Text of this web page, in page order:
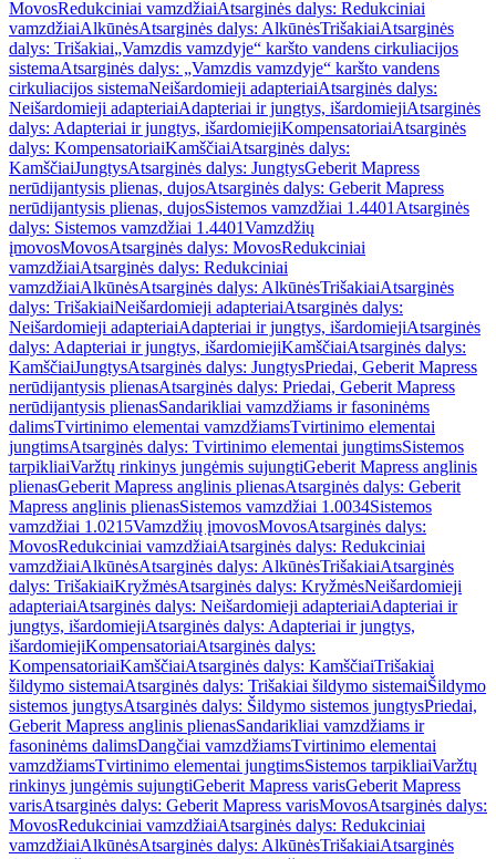
MovosRedukciniai vamzdžiaiAtsarginės dalys: Redukciniai
vamzdžiaiAlkūnėsAtsarginės dalys: AlkūnėsTrišakiaiAtsarginės
dalys: Trišakiai„Vamzdis vamzdyje“ karšto vandens cirkuliacijos
sistemaAtsarginės dalys: „Vamzdis vamzdyje“ karšto vandens
cirkuliacijos sistemaNeišardomieji adapteriaiAtsarginės dalys:
Neišardomieji adapteriaiAdapteriai ir jungtys, išardomiejiAtsarginės
dalys: Adapteriai ir jungtys, išardomiejiKompensatoriaiAtsarginės
dalys: KompensatoriaiKamščiaiAtsarginės dalys:
KamščiaiJungtysAtsarginės dalys: JungtysGeberit Mapress
nerūdijantysis plienas, dujosAtsarginės dalys: Geberit Mapress
nerūdijantysis plienas, dujosSistemos vamzdžiai 1.4401 Atsarginės
dalys: Sistemos vamzdžiai 1.4401Vamzdžių
įmovosMovosAtsarginės dalys: MovosRedukciniai
vamzdžiaiAtsarginės dalys: Redukciniai
vamzdžiaiAlkūnėsAtsarginės dalys: AlkūnėsTrišakiaiAtsarginės
dalys: TrišakiaiNeišardomieji adapteriaiAtsarginės dalys:
Neišardomieji adapteriaiAdapteriai ir jungtys, išardomiejiAtsarginės
dalys: Adapteriai ir jungtys, išardomiejiKamščiaiAtsarginės dalys:
KamščiaiJungtysAtsarginės dalys: JungtysPriedai, Geberit Mapress
nerūdijantysis plienasAtsarginės dalys: Priedai, Geberit Mapress
nerūdijantysis plienasSandarikliai vamzdžiams ir fasoninėms
dalimsTvirtinimo elementai vamzdžiamsTvirtinimo elementai
jungtimsAtsarginės dalys: Tvirtinimo elementai jungtimsSistemos
tarpikliaiVaržtų rinkinys jungėmis sujungtiGeberit Mapress anglinis
plienasGeberit Mapress anglinis plienasAtsarginės dalys: Geberit
Mapress anglinis plienasSistemos vamzdžiai 1.0034Sistemos
vamzdžiai 1.0215Vamzdžių įmovosMovosAtsarginės dalys:
MovosRedukciniai vamzdžiaiAtsarginės dalys: Redukciniai
vamzdžiaiAlkūnėsAtsarginės dalys: AlkūnėsTrišakiaiAtsarginės
dalys: TrišakiaiKryžmėsAtsarginės dalys: KryžmėsNeišardomieji
adapteriaiAtsarginės dalys: Neišardomieji adapteriaiAdapteriai ir
jungtys, išardomiejiAtsarginės dalys: Adapteriai ir jungtys,
išardomiejiKompensatoriaiAtsarginės dalys:
KompensatoriaiKamščiaiAtsarginės dalys: KamščiaiTrišakiai
šildymo sistemaiAtsarginės dalys: Trišakiai šildymo sistemaiŠildymo
sistemos jungtysAtsarginės dalys: Šildymo sistemos jungtysPriedai,
Geberit Mapress anglinis plienasSandarikliai vamzdžiams ir
fasoninėms dalimsDangčiai vamzdžiamsTvirtinimo elementai
vamzdžiamsTvirtinimo elementai jungtimsSistemos tarpikliaiVaržtų
rinkinys jungėmis sujungtiGeberit Mapress varisGeberit Mapress
varisAtsarginės dalys: Geberit Mapress varisMovosAtsarginės dalys:
MovosRedukciniai vamzdžiaiAtsarginės dalys: Redukciniai
vamzdžiaiAlkūnėsAtsarginės dalys: AlkūnėsTrišakiaiAtsarginės